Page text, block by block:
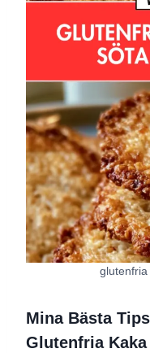
Mina Bästa
Glutenfria